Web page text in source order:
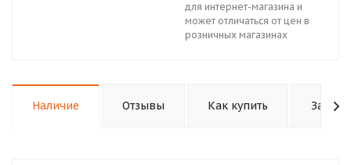
для интернет-магазина и
может отличаться от цен в
розничных магазинах
Наличие Отзывы Как купить